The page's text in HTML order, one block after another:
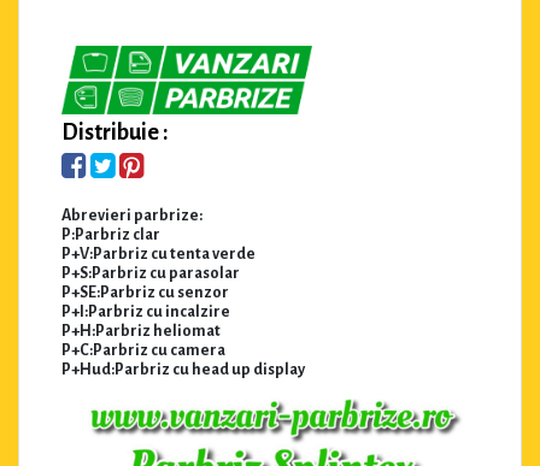
Distribuie :
Abrevieri parbrize:
P:Parbriz clar
P+V:Parbriz cu tenta verde
P+S:Parbriz cu parasolar
P+SE:Parbriz cu senzor
P+I:Parbriz cu incalzire
P+H:Parbriz heliomat
P+C:Parbriz cu camera
P+Hud:Parbriz cu head up display